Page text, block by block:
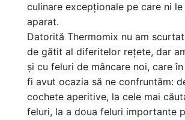
culinare excepționale pe care ni
aparat.
Datorită Thermomix nu am
de gătit al diferitelor rețete, dar
și cu feluri de mâncare noi, care
fi avut ocazia să ne confruntăm:
cochete aperitive, la cele mai
feluri, la a doua feluri importante